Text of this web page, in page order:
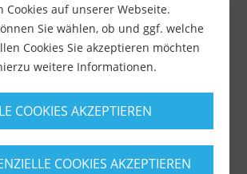
Cookies auf unserer Webseite.
Sie wählen, ob und ggf. welche
Cookies Sie akzeptieren möchten
weitere Informationen.
COOKIES AKZEPTIEREN
COOKIES AKZEPTIEREN